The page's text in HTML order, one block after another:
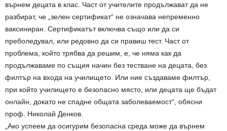
върнем децата в клас. Част от учителите продължават да не
разбират, че „зелен сертификат“ не означава непременно
ваксиниран. Сертификатът включва също или да си
преболедувал, или редовно да си правиш тест. Част от
проблема, който трябва да решим, е, че няма как да
продължаваме по същия начин без тестване на децата, без
филтър на входа на училището. Или ние създаваме филтър,
при който училището е безопасно място, или децата ще бъдат
онлайн, докато не спадне общата заболеваемост“, обясни
проф. Николай Денков.
„Ако успеем да осигурим безопасна среда може да върнем